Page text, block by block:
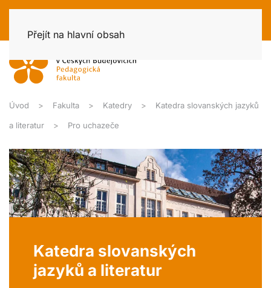
Přejít na hlavní obsah
Úvod Fakulta Katedry Katedra slovanských jazyků
a literatur Pro uchazeče
Katedra slovanských
jazyků a literatur